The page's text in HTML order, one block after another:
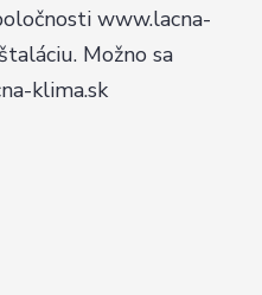
www.lacna-
Možno sa
klima.sk